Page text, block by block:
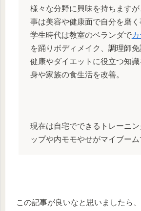
様々な分野に興味を持ちます
事は美容や健康面で自分を磨く
学生時代は教室のベランダでカ
を踊りボディメイク、調理師
健康やダイエットに役立つ知
身や家族の食生活を改善。
現在は自宅でできるトレーニ
ップや内モモやせがマイブーム
この記事が良いなと思いましたら